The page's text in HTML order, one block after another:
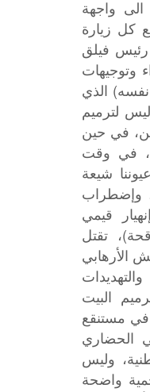
الى واجهة
كل زيارة
رئيس فيلق
وتوجيهات
نفسه)
الذي
لترميم
في حين
في وقت
عيوننا شيعة
وإضطراب
قيمي
)،
تقتل
الأرهابي
والتهديدات
البيت
مستنقع
الحضاري
وليس
واضحة